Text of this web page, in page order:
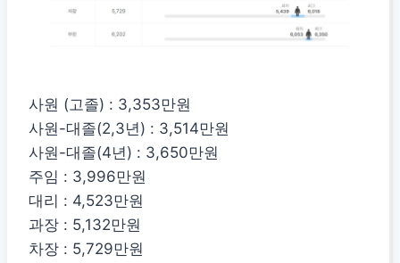
사원 (고졸) : 3,353만원
사원-대졸(2,3년) : 3,514만원
사원-대졸(4년) : 3,650만원
주임 : 3,996만원
대리 : 4,523만원
과장 : 5,132만원
차장 : 5,729만원